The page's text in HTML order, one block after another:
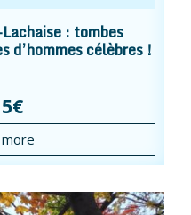
: tombes
d’hommes célèbres !